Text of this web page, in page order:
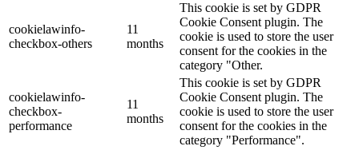
cookielawinfo-
checkbox-others
11
months
This cookie is set by GDPR
Cookie Consent plugin. The
cookie is used to store the user
consent for the cookies in the
category "Other.
cookielawinfo-
checkbox-
performance
11
months
This cookie is set by GDPR
Cookie Consent plugin. The
cookie is used to store the user
consent for the cookies in the
category "Performance".